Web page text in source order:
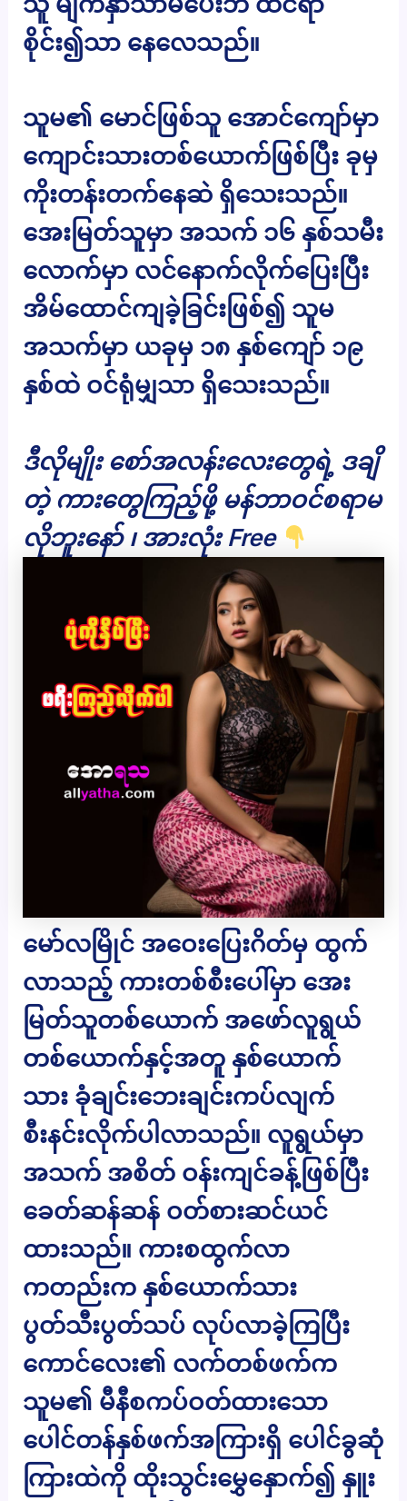
စိုင်း၍သာ နေလေသည်။
သူမ၏ မောင်ဖြစ်သူ အောင်ကျော်မှာ
ကျောင်းသားတစ်ယောက်ဖြစ်ပြီး ခုမှ
ကိုးတန်းတက်နေဆဲ ရှိသေးသည်။
အေးမြတ်သူမှာ အသက် ၁၆ နှစ်သမီး
လောက်မှာ လင်နောက်လိုက်ပြေးပြီး
အိမ်ထောင်ကျခဲ့ခြင်းဖြစ်၍ သူမ
အသက်မှာ ယခုမှ ၁၈ နှစ်ကျော် ၁၉
နှစ်ထဲ ဝင်ရုံမျှသာ ရှိသေးသည်။
ဒီလိုမျိုး စော်အလန်းလေးတွေရဲ့ ဒချိ
တဲ့ ကားတွေကြည့်ဖို့ မန်ဘာဝင်စရာမ
လိုဘူးနော် ၊ အားလုံး Free
မော်လမြိုင် အဝေးပြေးဂိတ်မှ ထွက်
လာသည့် ကားတစ်စီးပေါ်မှာ အေး
မြတ်သူတစ်ယောက် အဖော်လူရွယ်
တစ်ယောက်နှင့်အတူ နှစ်ယောက်
သား ခုံချင်းဘေးချင်းကပ်လျက်
စီးနင်းလိုက်ပါလာသည်။ လူရွယ်မှာ
အသက် အစိတ် ဝန်းကျင်ခန့်ဖြစ်ပြီး
ခေတ်ဆန်ဆန် ဝတ်စားဆင်ယင်
ထားသည်။ ကားစထွက်လာ
ကတည်းက နှစ်ယောက်သား
ပွတ်သီးပွတ်သပ် လုပ်လာခဲ့ကြပြီး
ကောင်လေး၏ လက်တစ်ဖက်က
သူမ၏ မီနီစကပ်ဝတ်ထားသော
ပေါင်တန်နှစ်ဖက်အကြားရှိ ပေါင်ခွဆုံ
ကြားထဲကို ထိုးသွင်းမွှေနှောက်၍ နှူး